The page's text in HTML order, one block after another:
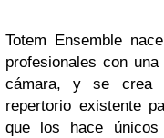
Totem Ensemble
profesionales con
cámara, y se crea
repertorio existente
que los hace